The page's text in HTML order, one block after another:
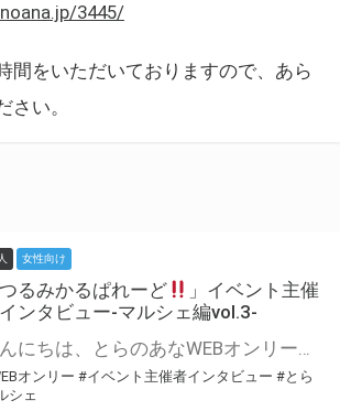
3445/
間をいただいておりますので、あら
さい。
女性向け
つるみかるぱれーど
」イベント主催
ンタビュー-マルシェ編vol.3-
こんにちは、とらのあなWEBオンリー運営スタッフです。 新たにお届けする、イベント主催者インタビュー-マルシェ編-は、 とらのあなWEBオンリー「マルシェ」をご利用した主催様に 「マルシェ」を使って開催した感想や心がけをお聞きする企画です。 今回は、WEBオンリー初開催「つるみかるぱれーど
オンリー #イベント主催者インタビュー #とら
シェ